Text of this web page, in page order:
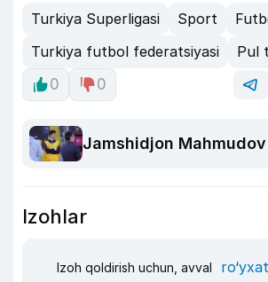
Turkiya Superligasi Sport
Turkiya futbol federatsiyasi
Pul
0
0
Jamshidjon Mahmudov
Izohlar
Izoh qoldirish uchun, avval